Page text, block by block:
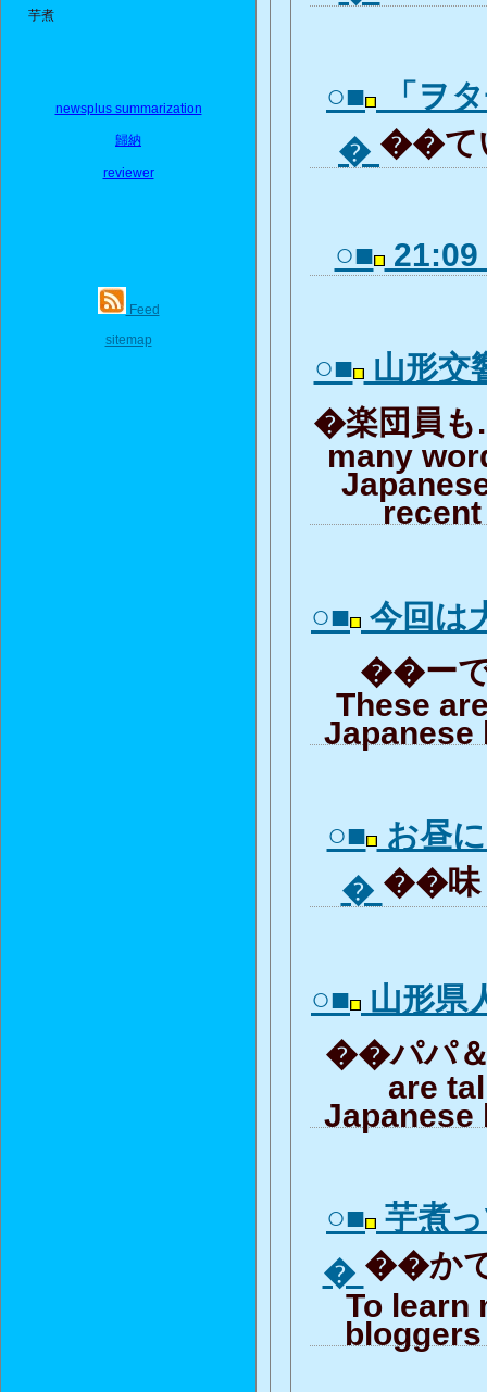
芋煮
newsplus summarization
歸納
reviewer
Feed
sitemap
○■ 「ヲ
� ��て
○■ 21:09
○■ 山形交
�楽団員も
many
○■ 今回は
��ーで
These
○■ お昼
� ��味
○■ 山形県
��パパ＆
are
○■ 芋煮
� ��か
To learn